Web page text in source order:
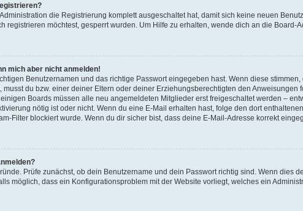
die Registrierung komplett ausgeschaltet hat, damit sich keine neuen
registrieren möchtest, gesperrt wurden. Um Hilfe zu erhalten, wende dich an die Board-
mich aber nicht anmelden!
Benutzernamen und das richtige Passwort eingegeben hast. Wenn diese
musst du bzw. einer deiner Eltern oder deiner Erziehungsberechtigten den
Boards müssen alle neu angemeldeten Mitglieder erst freigeschaltet werden –
nötig ist oder nicht. Wenn du eine E-Mail erhalten hast, folge den dort
Filter blockiert wurde. Wenn du dir sicher bist, dass deine E-Mail-Adresse korrekt
Prüfe zunächst, ob dein Benutzername und dein Passwort richtig sind. Wenn dies
möglich, dass ein Konfigurationsproblem mit der Website vorliegt, welches ein